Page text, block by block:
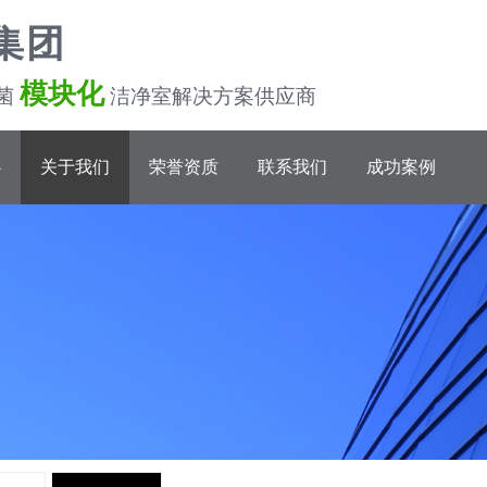
团
模块化 洁净室解决方案供应商
关于我们 荣誉资质 联系我们 成功案例